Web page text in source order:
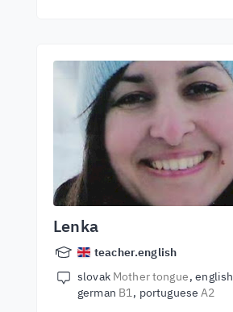
Lenka
teacher.english
slovak Mother tongue english
german B1 portugueseA2